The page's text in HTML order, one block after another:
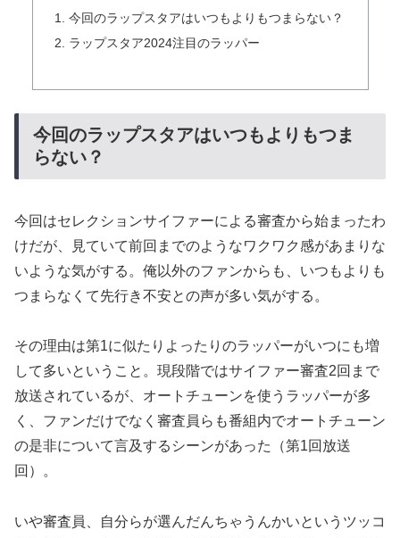
今回のラップスタアはいつもよりもつまらない？
ラップスタア2024注目のラッパー
今回のラップスタアはいつもよりもつま
らない？
今回はセレクションサイファーによる審査から始まったわ
けだが、見ていて前回までのようなワクワク感があまりな
いような気がする。俺以外のファンからも、いつもよりも
つまらなくて先行き不安との声が多い気がする。
その理由は第1に似たりよったりのラッパーがいつにも増
して多いということ。現段階ではサイファー審査2回まで
放送されているが、オートチューンを使うラッパーが多
く、ファンだけでなく審査員らも番組内でオートチューン
の是非について言及するシーンがあった（第1回放送
回）。
いや審査員、自分らが選んだんちゃうんかいというツッコ